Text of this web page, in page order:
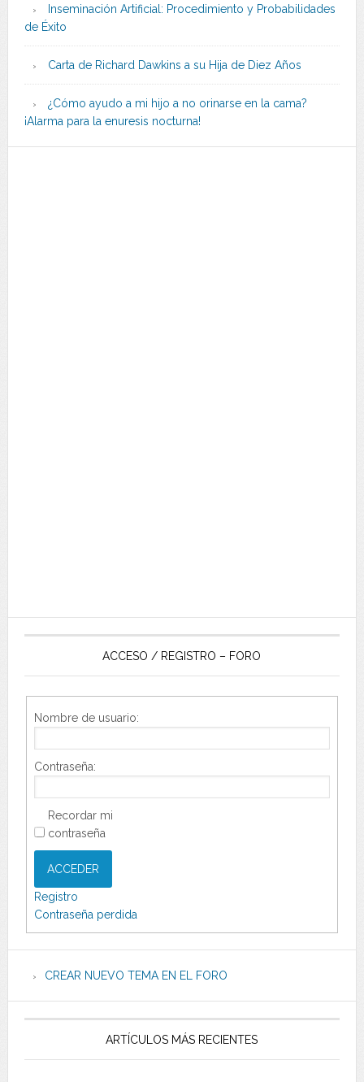
Inseminación Artificial: Procedimiento y Probabilidades
de Éxito
Carta de Richard Dawkins a su Hija de Diez Años
¿Cómo ayudo a mi hijo a no orinarse en la cama?
¡Alarma para la enuresis nocturna!
ACCESO / REGISTRO – FORO
Nombre de usuario:
Contraseña:
Recordar mi
contraseña
ACCEDER
Registro
Contraseña perdida
CREAR NUEVO TEMA EN EL FORO
ARTÍCULOS MÁS RECIENTES